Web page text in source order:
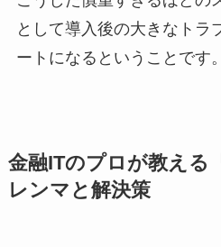
として導入後の大きなトラ
ートになるということです。
金融ITのプロが教える
レンマと解決策